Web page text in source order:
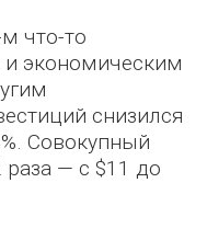
что-то
экономическим
снизился
Совокупный
раза — с $11 до